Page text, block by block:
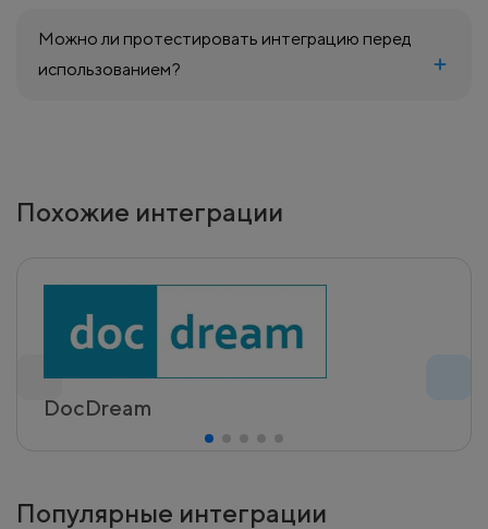
Можно ли протестировать интеграцию перед
использованием?
Похожие интеграции
DocDream
Популярные интеграции